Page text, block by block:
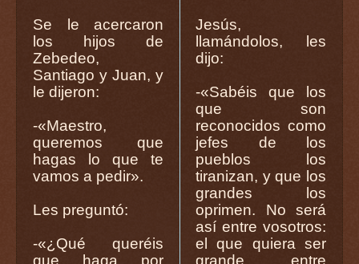
Se le acercaron
los hijos de
Zebedeo,
Santiago y Juan, y
le dijeron:
-«Maestro,
queremos que
hagas lo que te
vamos a pedir».
Les preguntó:
-«¿Qué queréis
que haga por
Jesús,
llamándolos, les
dijo:
-«Sabéis que los
que son
reconocidos como
jefes de los
pueblos los
tiranizan, y que los
grandes los
oprimen. No será
así entre vosotros:
el que quiera ser
grande entre